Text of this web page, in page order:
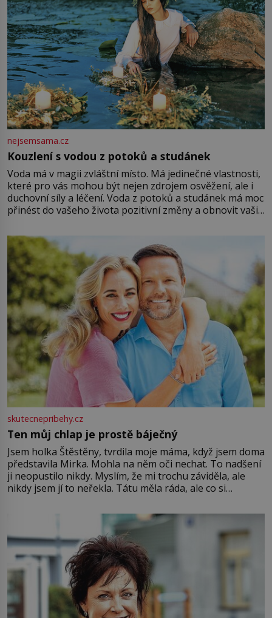
nejsemsama.cz
Kouzlení s vodou z potoků a studánek
Voda má v magii zvláštní místo. Má jedinečné vlastnosti,
které pro vás mohou být nejen zdrojem osvěžení, ale i
duchovní síly a léčení. Voda z potoků a studánek má moc
přinést do vašeho života pozitivní změny a obnovit vaši
můžete obohatit své rituály a přinést do svého života
větší harmonii a klid. Je důležité
skutecnepribehy.cz
Ten můj chlap je prostě báječný
Jsem holka Štěstěny, tvrdila moje máma, když jsem doma
představila Mirka. Mohla na něm oči nechat. To nadšení
ji neopustilo nikdy. Myslím, že mi trochu záviděla, ale
nikdy jsem jí to neřekla. Tátu měla ráda, ale co si
Jsme spolu moc rádi Tehdy byla jiná doba, když